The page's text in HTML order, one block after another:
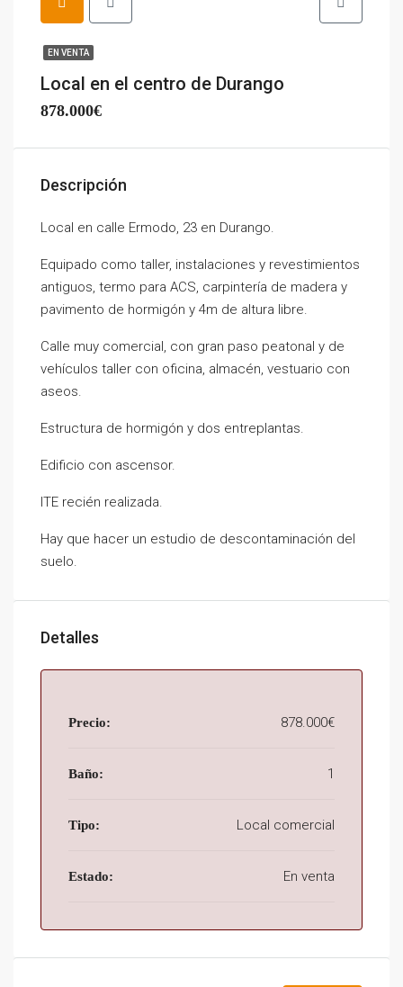
EN VENTA
Local en el centro de Durango
878.000€
Descripción
Local en calle Ermodo, 23 en Durango.
Equipado como taller, instalaciones y revestimientos
antiguos, termo para ACS, carpintería de madera y
pavimento de hormigón y 4m de altura libre.
Calle muy comercial, con gran paso peatonal y de
vehículos taller con oficina, almacén, vestuario con
aseos.
Estructura de hormigón y dos entreplantas.
Edificio con ascensor.
ITE recién realizada.
Hay que hacer un estudio de descontaminación del
suelo.
Detalles
Precio: 878.000€
Baño: 1
Tipo: Local comercial
Estado: En venta